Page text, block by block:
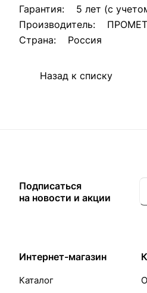
Гарантия: 5 лет (с
Производитель: ПРОМЕТ
Страна: Россия
Назад к списку
Подписаться
на новости и акции
Интернет-магазин
Каталог